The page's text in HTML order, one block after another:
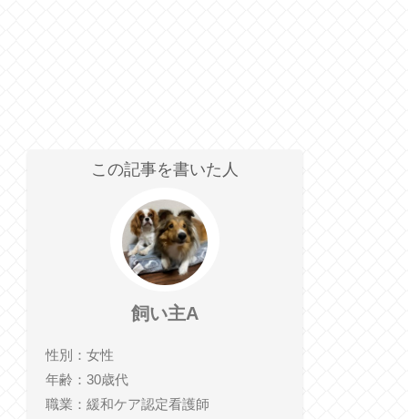
この記事を書いた人
飼い主A
性別：女性
年齢：30歳代
職業：緩和ケア認定看護師